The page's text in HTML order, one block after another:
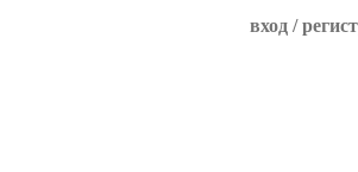
вход /